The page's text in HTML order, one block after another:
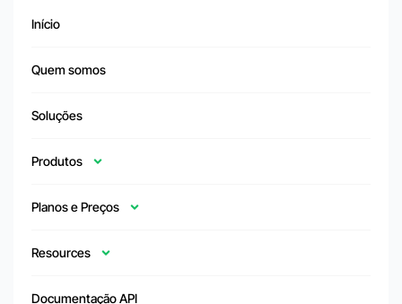
Início
Quem somos
Soluções
Produtos
Planos e Preços
Resources
Documentação API